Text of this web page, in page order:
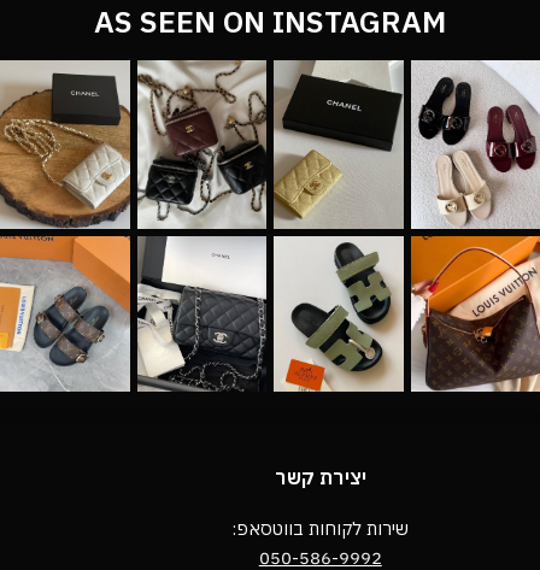
AS SEEN ON INSTAGRAM
יצירת קשר
שירות לקוחות בווטסאפ:
050-586-9992